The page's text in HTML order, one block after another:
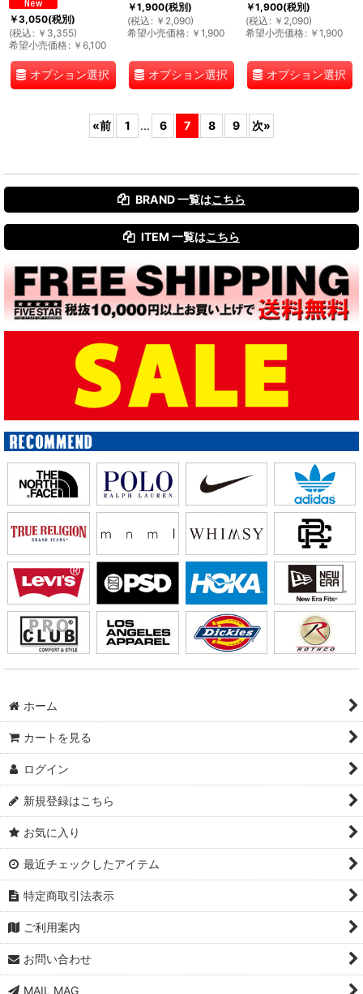
￥3,050(税別)
(税込 : ￥ 3,355)
希望小売価格: ￥ 6,100
オプション選択
￥1,900(税別)
(税込 : ￥ 2,090)
希望小売価格: ￥ 1,900
オプション選択
￥1,900(税別)
(税込 : ￥ 2,090)
希望小売価格: ￥ 1,900
オプション選択
«前 1 ... 6 7 8 9 次»
BRAND 一覧はこちら
ITEM 一覧はこちら
ホーム
カートを見る
ログイン
新規登録はこちら
お気に入り
最近チェックしたアイテム
特定商取引法表示
ご利用案内
お問い合わせ
MAIL MAG